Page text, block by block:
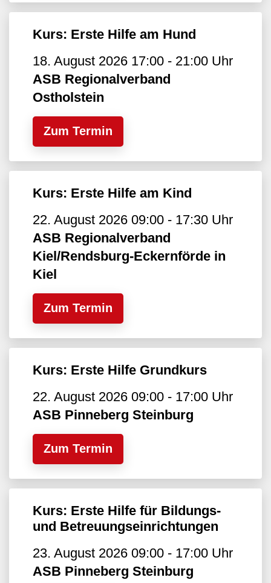
Kurs: Erste Hilfe am Hund
18. August 2026 17:00 - 21:00 Uhr
ASB Regionalverband
Ostholstein
Zum Termin
Kurs: Erste Hilfe am Kind
22. August 2026 09:00 - 17:30 Uhr
ASB Regionalverband
Kiel/Rendsburg-Eckernförde in
Kiel
Zum Termin
Kurs: Erste Hilfe Grundkurs
22. August 2026 09:00 - 17:00 Uhr
ASB Pinneberg Steinburg
Zum Termin
Kurs: Erste Hilfe für Bildungs-
und Betreuungseinrichtungen
23. August 2026 09:00 - 17:00 Uhr
ASB Pinneberg Steinburg